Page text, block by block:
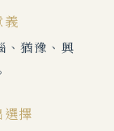
義
、猶豫、興
擇